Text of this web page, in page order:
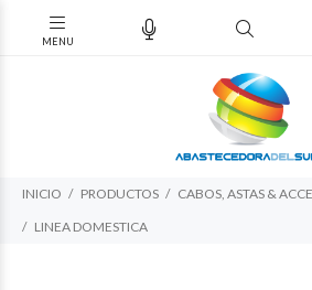
INICIO PRODUCTOS
CABOS, ASTAS &
LINEA DOMESTICA